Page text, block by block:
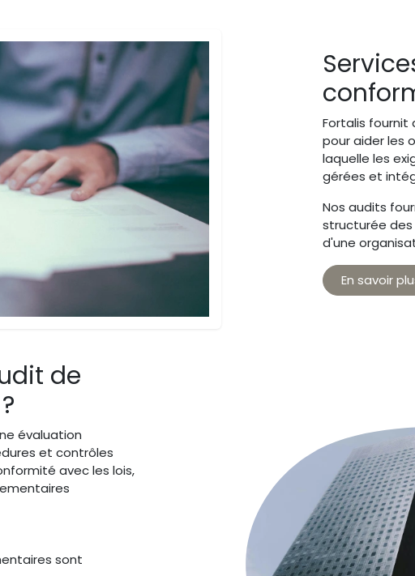
Fortalis
pour aider les
laquelle les
gérées et
Nos audits
structurée
d'une
En savoir
de
évaluation
et contrôles
avec les lois,
sont